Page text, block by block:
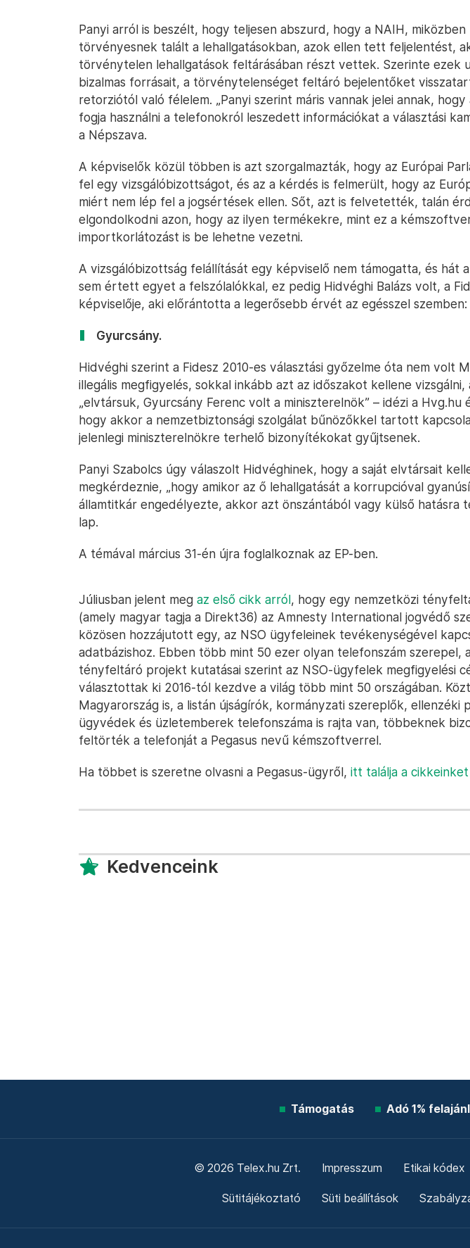
Panyi arról is beszélt, hogy teljesen abszurd, hogy a NAIH, miközben
törvényesnek talált a lehallgatásokban, azok ellen tett feljelentést,
törvénytelen lehallgatások feltárásában részt vettek. Szerinte ezek
bizalmas forrásait, a törvénytelenséget feltáró bejelentőket
retorziótól való félelem. „Panyi szerint máris vannak jelei annak,
fogja használni a telefonokról leszedett információkat a választási
a Népszava.
A képviselők közül többen is azt szorgalmazták, hogy az Európai
fel egy vizsgálóbizottságot, és az a kérdés is felmerült, hogy az
miért nem lép fel a jogsértések ellen. Sőt, azt is felvetették, talán
elgondolkodni azon, hogy az ilyen termékekre, mint ez a
importkorlátozást is be lehetne vezetni.
A vizsgálóbizottság felállítását egy képviselő nem támogatta, és hát
sem értett egyet a felszólalókkal, ez pedig Hidvéghi Balázs volt, a
képviselője, aki előrántotta a legerősebb érvét az egésszel szemben:
Gyurcsány.
Hidvéghi szerint a Fidesz 2010-es választási győzelme óta nem volt
illegális megfigyelés, sokkal inkább azt az időszakot kellene vizsgálni,
„elvtársuk, Gyurcsány Ferenc volt a miniszterelnök” – idézi a Hvg.hu
hogy akkor a nemzetbiztonsági szolgálat bűnözőkkel tartott
jelenlegi miniszterelnökre terhelő bizonyítékokat gyűjtsenek.
Panyi Szabolcs úgy válaszolt Hidvéghinek, hogy a saját elvtársait
megkérdeznie, „hogy amikor az ő lehallgatását a korrupcióval
államtitkár engedélyezte, akkor azt önszántából vagy külső hatásra
lap.
A témával március 31-én újra foglalkoznak az EP-ben.
Júliusban jelent meg az első cikk arról, hogy egy nemzetközi
(amely magyar tagja a Direkt36) az Amnesty International jogvédő
közösen hozzájutott egy, az NSO ügyfeleinek tevékenységével
adatbázishoz. Ebben több mint 50 ezer olyan telefonszám szerepel,
tényfeltáró projekt kutatásai szerint az NSO-ügyfelek megfigyelési
választottak ki 2016-tól kezdve a világ több mint 50 országában.
Magyarország is, a listán újságírók, kormányzati szereplők, ellenzéki
ügyvédek és üzletemberek telefonszáma is rajta van, többeknek
feltörték a telefonját a Pegasus nevű kémszoftverrel.
Ha többet is szeretne olvasni a Pegasus-ügyről, itt találja a cikkeinket
Kedvenceink
Támogatás Adó 1%
© 2026 Telex.hu Zrt. Impresszum Etikai kódex
Sütitájékoztató Süti beállítások